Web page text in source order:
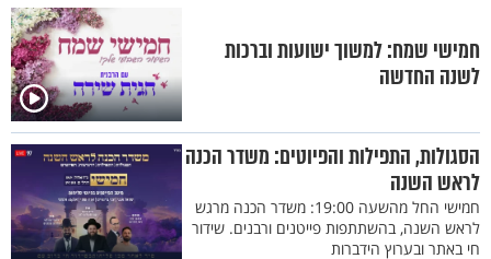
חמישי שמח: למשוך ישועות וברכות
לשנה החדשה
הסגולות, התפילות והפיוטים: משדר הכנה
לראש השנה
חמישי החל מהשעה 19:00: משדר הכנה מרגש
לראש השנה, בהשתתפות פייטנים ורבנים. שידור
חי באתר ובערוץ הידברות